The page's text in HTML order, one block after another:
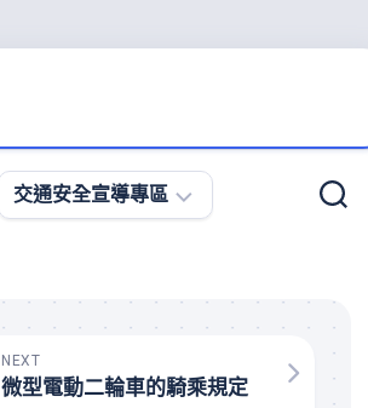
交通安全宣導專區
型
電
動
二
NEXT
微型電動二輪車的騎乘規定